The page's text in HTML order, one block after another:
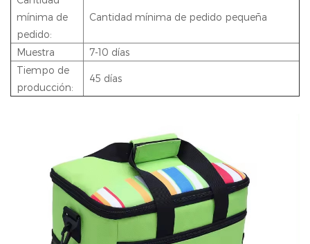
mínima de
pedido:
Cantidad mínima de pedido pequeña
Muestra
7-10 días
Tiempo de
producción:
45 días